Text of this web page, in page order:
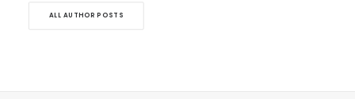
ALL AUTHOR POSTS